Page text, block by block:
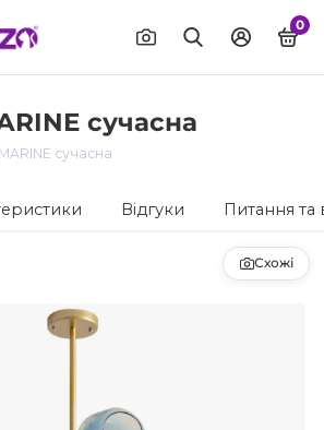
0
сучасна
сучасна
Відгуки Питання та
Схожі